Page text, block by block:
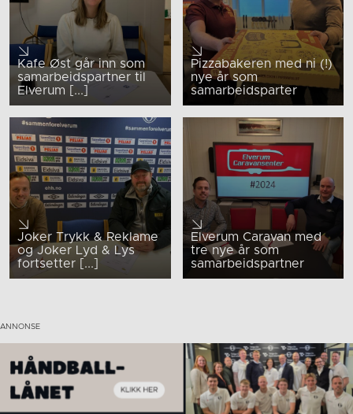
Kafe Øst går inn som
samarbeidspartner til
Elverum [...]
Pizzabakeren med ni (!)
nye år som
samarbeidsparter
Joker Trykk & Reklame
og Joker Lyd & Lys
fortsetter [...]
Elverum Caravan med
tre nye år som
samarbeidspartner